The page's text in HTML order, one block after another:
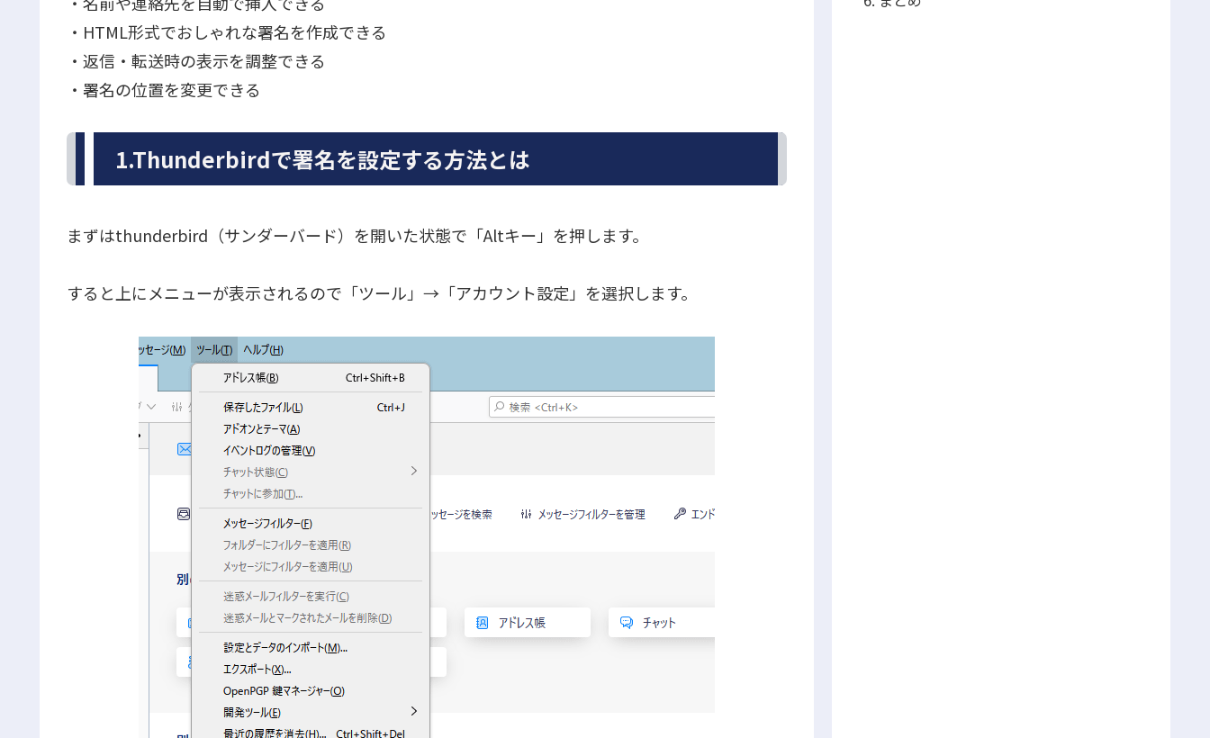
・HTML形式でおしゃれな署名を作成できる
・返信・転送時の表示を調整できる
・署名の位置を変更できる
1.Thunderbirdで署名を設定する方法とは
まずはthunderbird（サンダーバード）を開いた状態で「Altキー」を押します。
すると上にメニューが表示されるので「ツール」→「アカウント設定」を選択します。